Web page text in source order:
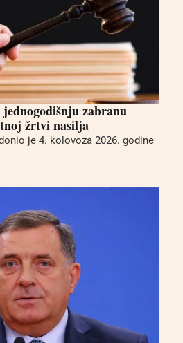
zabranu
žrtvi nasilja
je 4. kolovoza 2026. godine